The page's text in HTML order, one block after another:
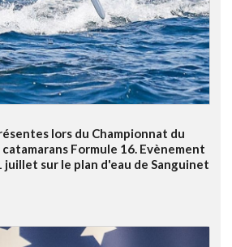
lors du Championnat du
Formule 16. Evènement
juillet sur le plan d'eau de Sanguinet